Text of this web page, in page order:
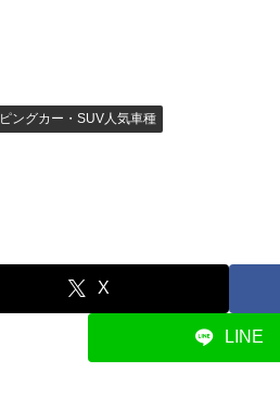
ングカー・SUV人気車種
X
LINE